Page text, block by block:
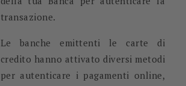
transazione.
Le banche emittenti le carte di
credito hanno attivato diversi metodi
per autenticare i pagamenti online,